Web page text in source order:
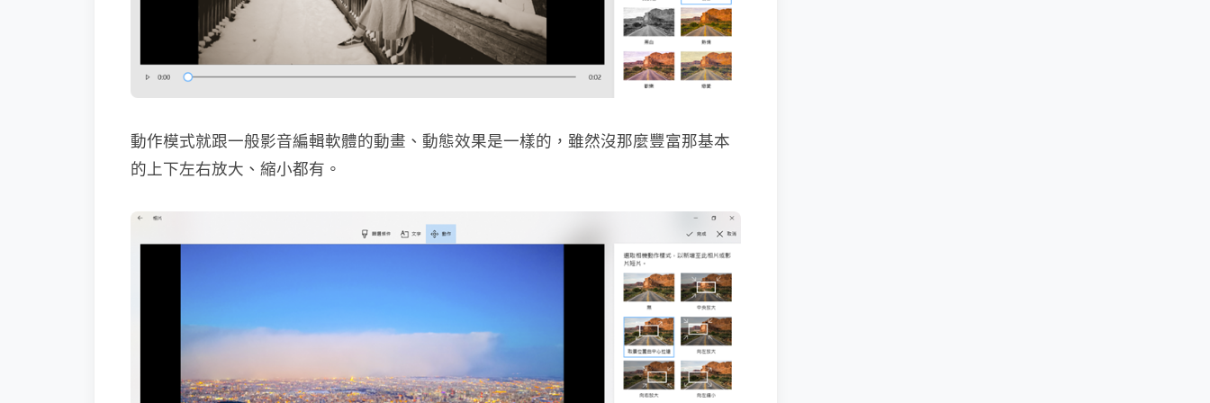
動作模式就跟一般影音編輯軟體的動畫、動態效果是一樣的，雖然沒那麼豐富那基本
的上下左右放大、縮小都有。